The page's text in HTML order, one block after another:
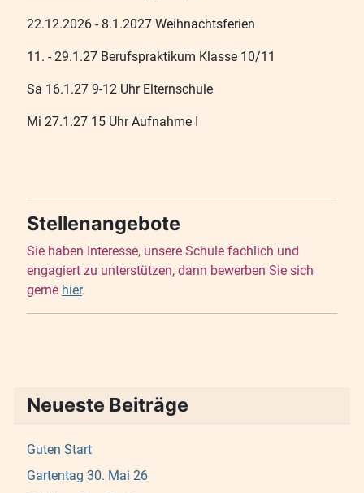
22.12.2026 - 8.1.2027 Weihnachtsferien
11. - 29.1.27 Berufspraktikum Klasse 10/11
Sa 16.1.27 9-12 Uhr Elternschule
Mi 27.1.27 15 Uhr Aufnahme I
Stellenangebote
Sie haben Interesse, unsere Schule fachlich und
engagiert zu unterstützen, dann bewerben Sie sich
gerne hier.
Neueste Beiträge
Guten Start
Gartentag 30. Mai 26